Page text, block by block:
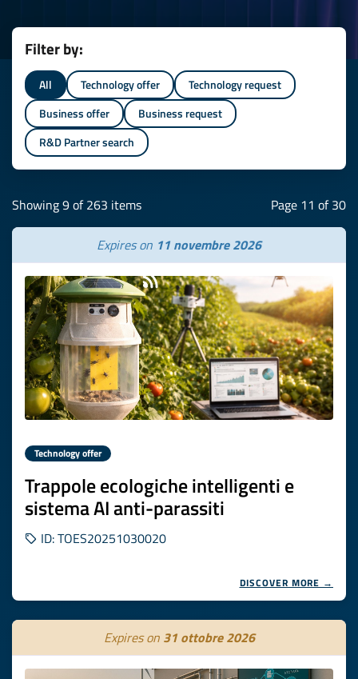
Filter by:
All Technology offer
Technology request
Business offer
Business request
R&D Partner search
Showing 9 of 263 items Page 11 of 30
Expires on 11 novembre 2026
Technology offer
Trappole ecologiche intelligenti e
sistema AI anti-parassiti
ID: TOES20251030020
DISCOVER MORE →
Expires on 31 ottobre 2026